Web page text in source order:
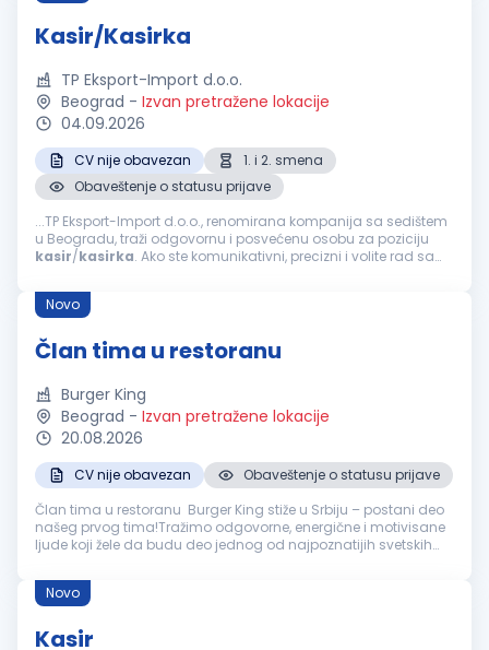
Kasir/Kasirka
TP Eksport-Import d.o.o.
Beograd - Izvan pretražene lokacije
04.09.2026
CV nije obavezan
1. i 2. smena
Obaveštenje o statusu prijave
...TP Eksport-Import d.o.o., renomirana kompanija sa sedištem
u Beogradu, traži odgovornu i posvećenu osobu za poziciju
kasir/kasirka. Ako ste komunikativni, precizni i volite rad sa
kompanije...
Novo
Član tima u restoranu
Burger King
Beograd - Izvan pretražene lokacije
20.08.2026
CV nije obavezan
Obaveštenje o statusu prijave
Član tima u restoranu Burger King stiže u Srbiju – postani deo
našeg prvog tima!Tražimo odgovorne, energične i motivisane
ljude koji žele da budu deo jednog od najpoznatijih svetskih
sa lj...
Novo
Kasir